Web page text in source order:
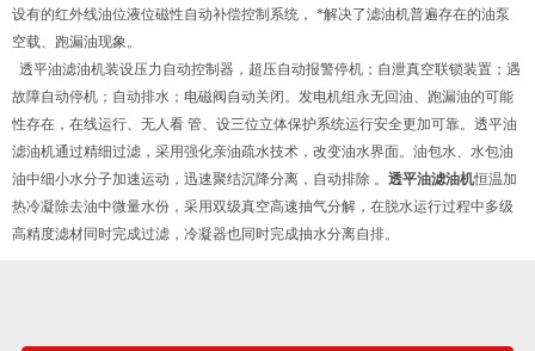
设有的红外线油位液位磁性自动补偿控制系统， *解决了滤油机普遍存在的油泵
空载、跑漏油现象。
透平油滤油机装设压力自动控制器，超压自动报警停机；自泄真空联锁装置；遇
故障自动停机；自动排水；电磁阀自动关闭。发电机组永无回油、跑漏油的可能
性存在，在线运行、无人看 管、设三位立体保护系统运行安全更加可靠。透平油
滤油机通过精细过滤，采用强化亲油疏水技术，改变油水界面。油包水、水包油
油中细小水分子加速运动，迅速聚结沉降分离，自动排除 。 透平油滤油机恒温加
热冷凝除去油中微量水份，采用双级真空高速抽气分解，在脱水运行过程中多级
高精度滤材同时完成过滤，冷凝器也同时完成抽水分离自排。